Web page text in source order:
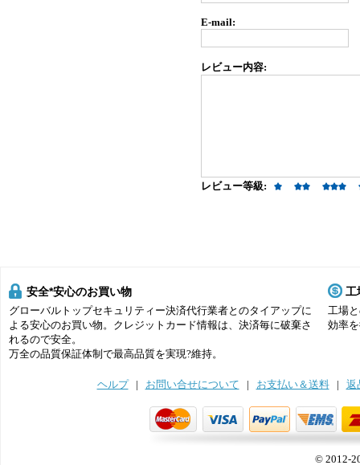
E-mail:
レビュー内容:
レビュー等級:
安全*安心のお買い物
グローバルトップセキュリティー決済代行業者とのタイアップに
よる安心のお買い物。クレジットカード情報は、決済毎に破棄さ
れるので安全。
万全の品質保証体制で最高品質を実現?維持。
工
工場
効率
ヘルプ | お問い合せについて | お支払い＆送料 | 返
© 2012-